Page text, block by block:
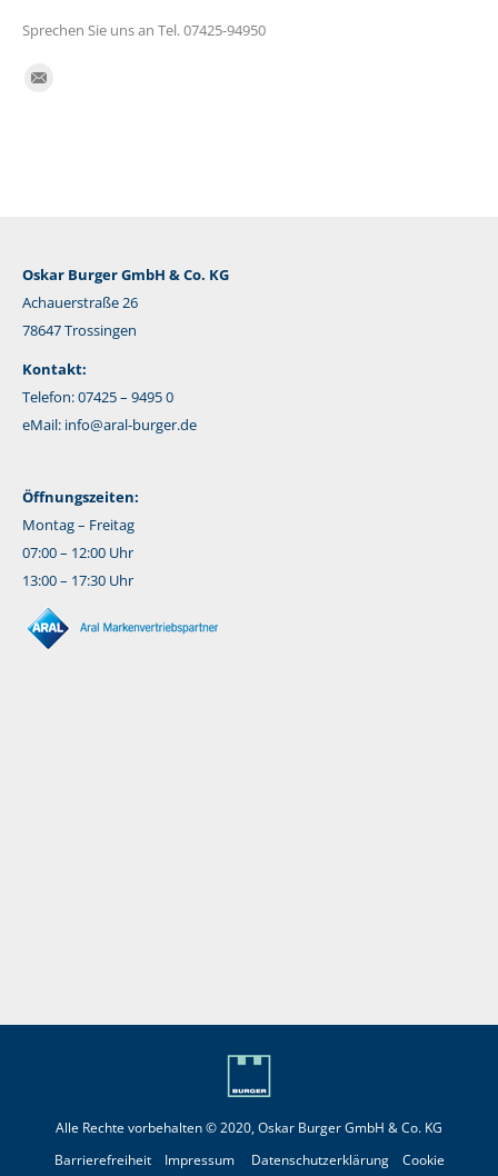
Sprechen Sie uns an Tel. 07425-94950
Finden Sie uns auf:
Oskar Burger GmbH & Co. KG
Achauerstraße 26
78647 Trossingen
Kontakt:
Telefon: 07425 – 9495 0
eMail: info@aral-burger.de
Öffnungszeiten:
Montag – Freitag
07:00 – 12:00 Uhr
13:00 – 17:30 Uhr
Alle Rechte vorbehalten © 2020, Oskar Burger GmbH & Co. KG
Barrierefreiheit
Impressum Datenschutzerklärung Cookie